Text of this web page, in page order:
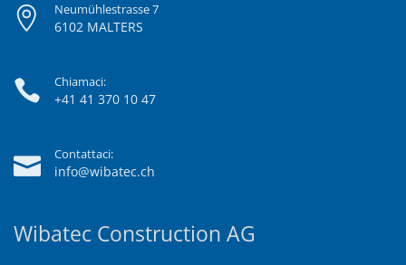
Neumühlestrasse 7
6102 MALTERS
Chiamaci:
+41 41 370 10 47
Contattaci:
info@wibatec.ch
Wibatec Construction AG